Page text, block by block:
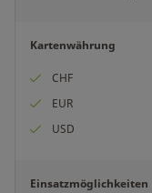
Kartenwährung
CHF
EUR
USD
Einsatzmöglichkeiten